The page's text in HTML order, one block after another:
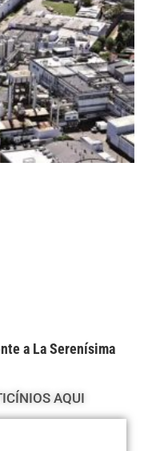
a La Serenísima
AQUI